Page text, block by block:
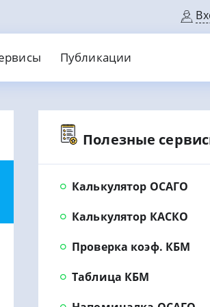
Без кредитной истории
Публикации
Полезные
Калькулятор ОСАГО
Калькулятор КАСКО
Проверка коэф. КБМ
Таблица КБМ